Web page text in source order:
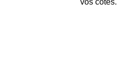
vos côtés.